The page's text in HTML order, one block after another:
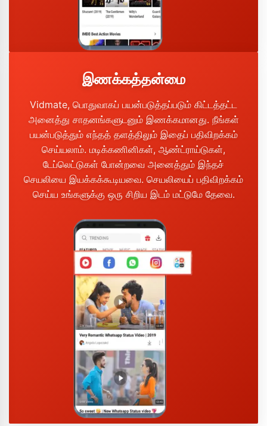
இணக்கத்தன்மை
Vidmate, பொதுவாகப் பயன்படுத்தப்படும் கிட்டத்தட்ட
அனைத்து சாதனங்களுடனும் இணக்கமானது. நீங்கள்
பயன்படுத்தும் எந்தத் தளத்திலும் இதைப் பதிவிறக்கம்
செய்யலாம். மடிக்கணினிகள், ஆண்ட்ராய்டுகள்,
டேப்லெட்டுகள் போன்றவை அனைத்தும் இந்தச்
செயலியை இயக்கக்கூடியவை. செயலியைப் பதிவிறக்கம்
செய்ய உங்களுக்கு ஒரு சிறிய இடம் மட்டுமே தேவை.